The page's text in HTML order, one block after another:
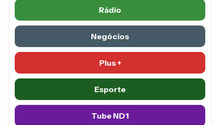
Rádio
Negócios
Plus +
Esporte
Tube ND1